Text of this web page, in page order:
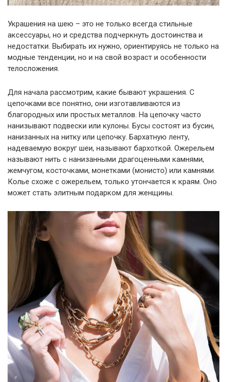
Украшения на шею – это не только всегда стильные
аксессуары, но и средства подчеркнуть достоинства и
недостатки. Выбирать их нужно, ориентируясь не только на
модные тенденции, но и на свой возраст и особенности
телосложения.
Для начала рассмотрим, какие бывают украшения. С
цепочками все понятно, они изготавливаются из
благородных или простых металлов. На цепочку часто
нанизывают подвески или кулоны. Бусы состоят из бусин,
нанизанных на нитку или цепочку. Бархатную ленту,
надеваемую вокруг шеи, называют бархоткой. Ожерельем
называют нить с нанизанными драгоценными камнями,
жемчугом, косточками, монетками (монисто) или камнями.
Колье схоже с ожерельем, только утончается к краям. Оно
может стать элитным подарком для женщины.